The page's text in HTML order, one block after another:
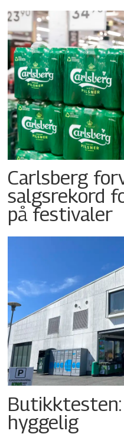
Carlsberg
salgsrekord
på festivaler
hyggelig